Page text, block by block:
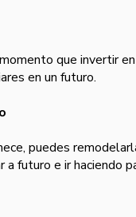
que invertir
en un futuro.
puedes
a futuro e ir haciendo